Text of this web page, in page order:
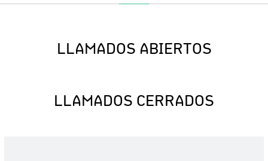
LLAMADOS ABIERTOS
LLAMADOS CERRADOS